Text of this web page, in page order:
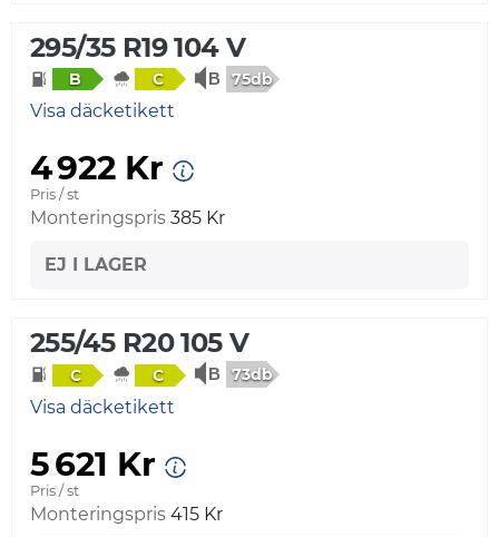
295/35 R19 104 V
B C 75db
Visa däcketikett
4 922 Kr
Pris / st
Monteringspris 385 Kr
EJ I LAGER
255/45 R20 105 V
C C 73db
Visa däcketikett
5 621 Kr
Pris / st
Monteringspris 415 Kr